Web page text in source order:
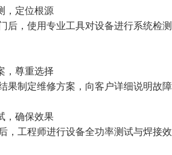
，定位根源
后，使用专业工具对设备进行系统检
，尊重选择
果制定维修方案，向客户详细说明故
，确保效果
，工程师进行设备全功率测试与焊接